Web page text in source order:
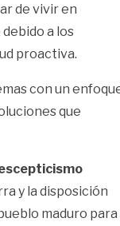
de vivir en
a los
proactiva.
con un
que
y la disposición
maduro para